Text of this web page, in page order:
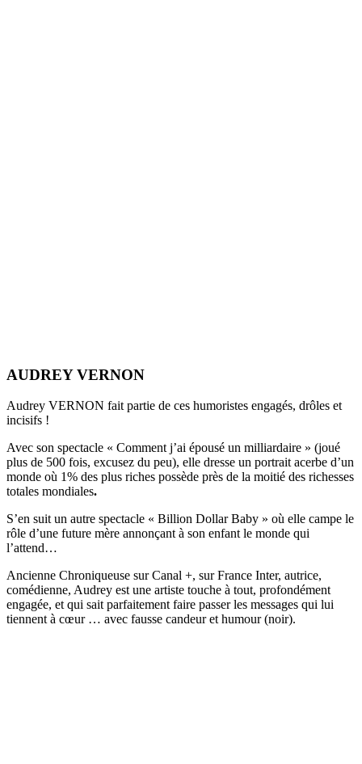
AUDREY VERNON
Audrey VERNON fait partie de ces humoristes engagés, drôles et
incisifs !
Avec son spectacle « Comment j’ai épousé un milliardaire » (joué
plus de 500 fois, excusez du peu), elle dresse un portrait acerbe d’un
monde où 1% des plus riches possède près de la moitié des richesses
totales mondiales.
S’en suit un autre spectacle « Billion Dollar Baby » où elle campe le
rôle d’une future mère annonçant à son enfant le monde qui
l’attend…
Ancienne Chroniqueuse sur Canal +, sur France Inter, autrice,
comédienne, Audrey est une artiste touche à tout, profondément
engagée, et qui sait parfaitement faire passer les messages qui lui
tiennent à cœur … avec fausse candeur et humour (noir).